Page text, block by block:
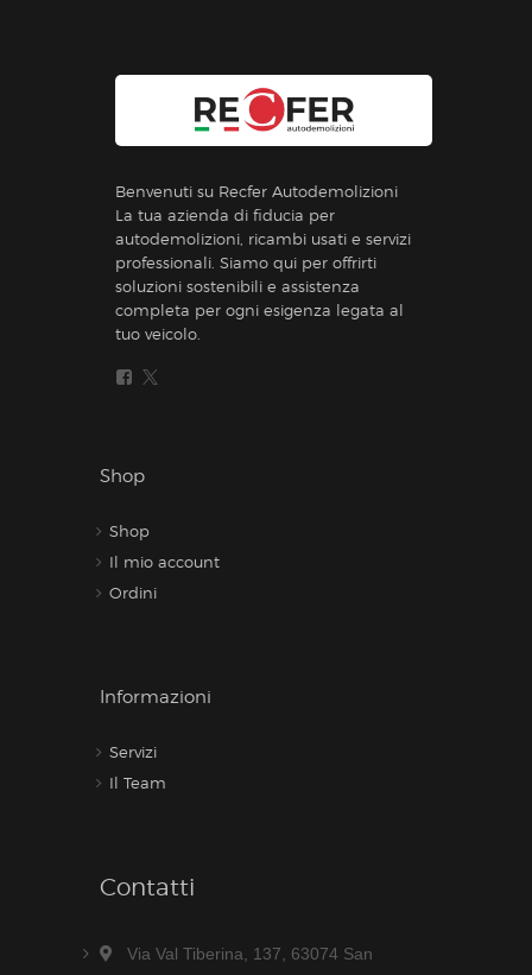
Benvenuti su Recfer Autodemolizioni
La tua azienda di fiducia per
autodemolizioni, ricambi usati e servizi
professionali. Siamo qui per offrirti
soluzioni sostenibili e assistenza
completa per ogni esigenza legata al
tuo veicolo.
Shop
Shop
Il mio account
Ordini
Informazioni
Servizi
Il Team
Contatti
Via Val Tiberina, 137, 63074 San